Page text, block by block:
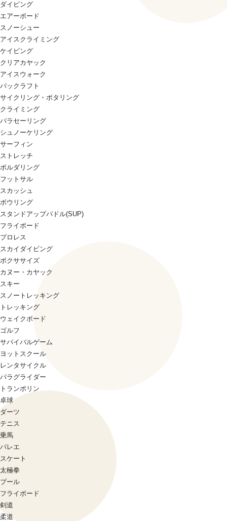
ダイビング
エアーボード
スノーシュー
アイスクライミング
ケイビング
クリアカヤック
アイスウォーク
パックラフト
サイクリング・ポタリング
クライミング
パラセーリング
シュノーケリング
サーフィン
ストレッチ
ボルダリング
フットサル
スカッシュ
ボウリング
スタンドアップパドル(SUP)
フライボード
プロレス
スカイダイビング
ボクササイズ
カヌー・カヤック
スキー
スノートレッキング
トレッキング
ウェイクボード
ゴルフ
サバイバルゲーム
ヨットスクール
レンタサイクル
パラグライダー
トランポリン
卓球
ダーツ
テニス
乗馬
バレエ
スケート
太極拳
プール
フライボード
剣道
柔道